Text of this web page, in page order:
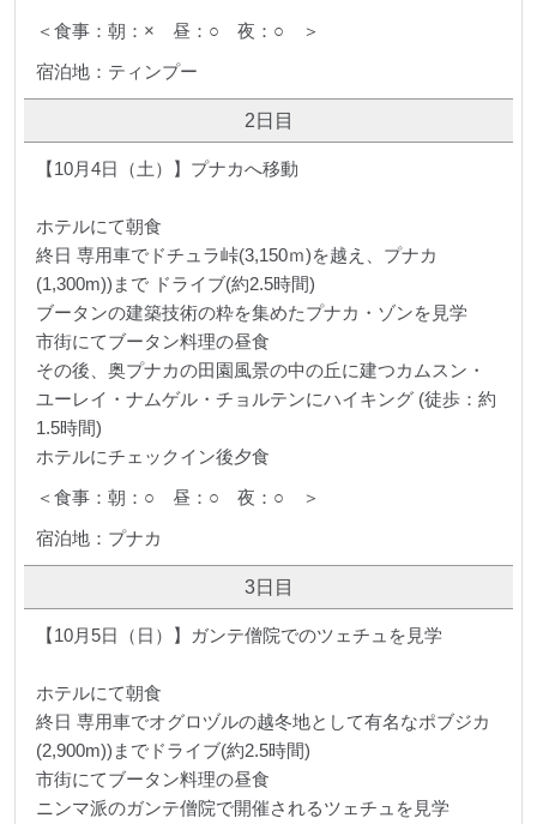
＜食事：朝：× 昼：○ 夜：○ ＞
宿泊地：ティンプー
2日目
【10月4日（土）】プナカへ移動
ホテルにて朝食
終日 専用車でドチュラ峠(3,150ｍ)を越え、プナカ
(1,300m))まで ドライブ(約2.5時間)
ブータンの建築技術の粋を集めたプナカ・ゾンを見学
市街にてブータン料理の昼食
その後、奥プナカの田園風景の中の丘に建つカムスン・
ユーレイ・ナムゲル・チョルテンにハイキング (徒歩：約
1.5時間)
ホテルにチェックイン後夕食
＜食事：朝：○ 昼：○ 夜：○ ＞
宿泊地：プナカ
3日目
【10月5日（日）】ガンテ僧院でのツェチュを見学
ホテルにて朝食
終日 専用車でオグロヅルの越冬地として有名なポブジカ
(2,900m))までドライブ(約2.5時間)
市街にてブータン料理の昼食
ニンマ派のガンテ僧院で開催されるツェチュを見学